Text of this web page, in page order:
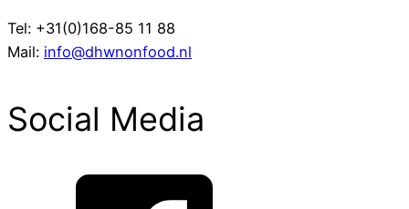
Tel: +31(0)168-85 11 88
Mail: info@dhwnonfood.nl
Social Media